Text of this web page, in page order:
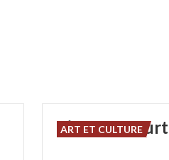
PiazzettaCurt
ART ET CULTURE